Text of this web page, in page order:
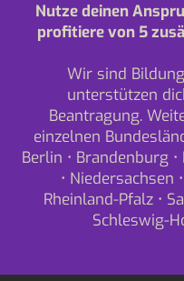
Nutze deinen
profitiere von 5
Wir sind
unterstützen
Beantragung.
einzelnen
Berlin • Brandenburg •
• Niedersachsen •
Rheinland-Pfalz •
Schleswig-